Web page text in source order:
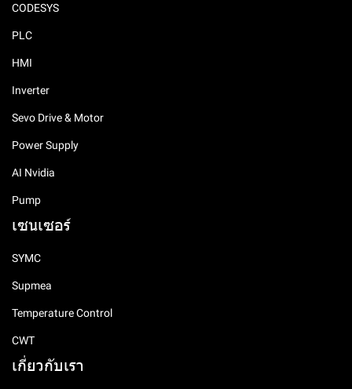
CODESYS
PLC
HMI
Inverter
Sevo Drive & Motor
Power Supply
AI Nvidia
Pump
เซนเซอร์
SYMC
Supmea
Temperature Control
CWT
เกี่ยวกับเรา